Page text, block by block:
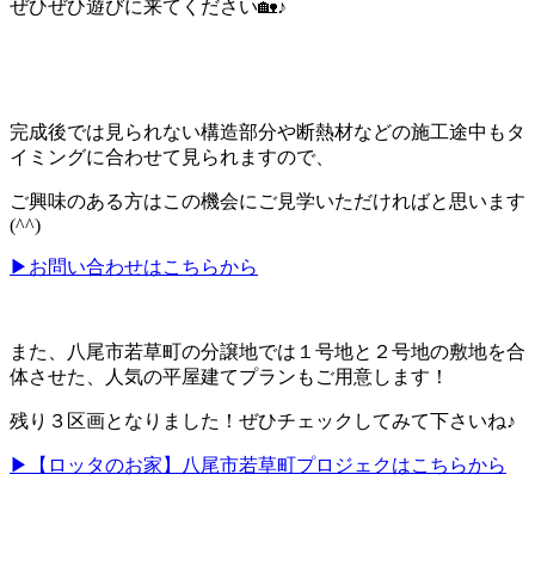
ぜひぜひ遊びに来てください🏡♪
完成後では見られない構造部分や断熱材などの施工途中もタ
イミングに合わせて見られますので、
ご興味のある方はこの機会にご見学いただければと思います
(^^)
▶お問い合わせはこちらから
また、八尾市若草町の分譲地では１号地と２号地の敷地を合
体させた、人気の平屋建てプランもご用意します！
残り３区画となりました！ぜひチェックしてみて下さいね♪
▶【ロッタのお家】八尾市若草町プロジェクはこちらから